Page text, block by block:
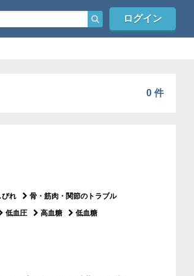
ログイン
0 件
びれ
骨・筋肉・関節のトラブル
低血圧 高血糖
低血糖